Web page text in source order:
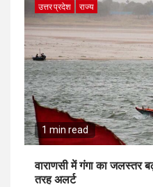
उत्तर प्रदेश राज्य
1 min read
वाराणसी में गंगा का जलस्तर
तरह अलर्ट